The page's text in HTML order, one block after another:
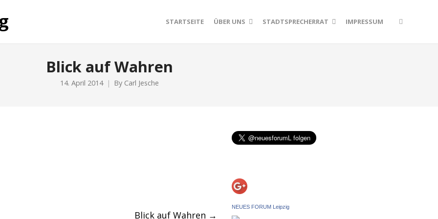
STARTSEITE ÜBER UNS STADTSPRECHERRAT IMPRESSUM
Blick auf Wahren
14. April 2014 By Carl Jesche
Blick auf Wahren →
NEUES FORUM Leipzig